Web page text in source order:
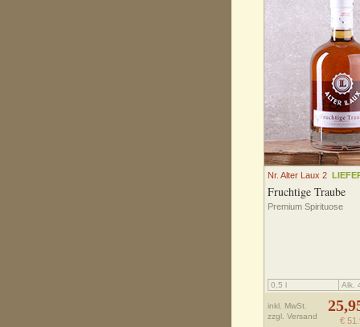
Nr. Alter Laux 2
Fruchtige Traube
Premium Spirituose
0,5 l Alk.
inkl. MwSt.
zzgl. Versand €